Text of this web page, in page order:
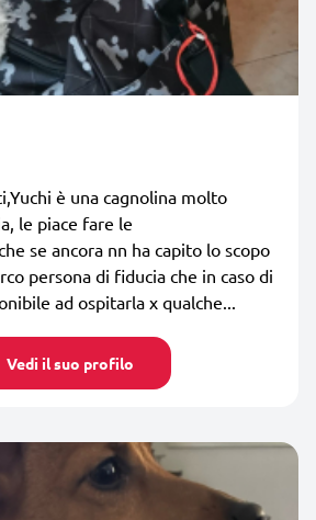
è una cagnolina molto
le piace fare le
se ancora nn ha capito lo scopo
persona di fiducia che in caso di
ad ospitarla x qualche...
Vedi il suo profilo